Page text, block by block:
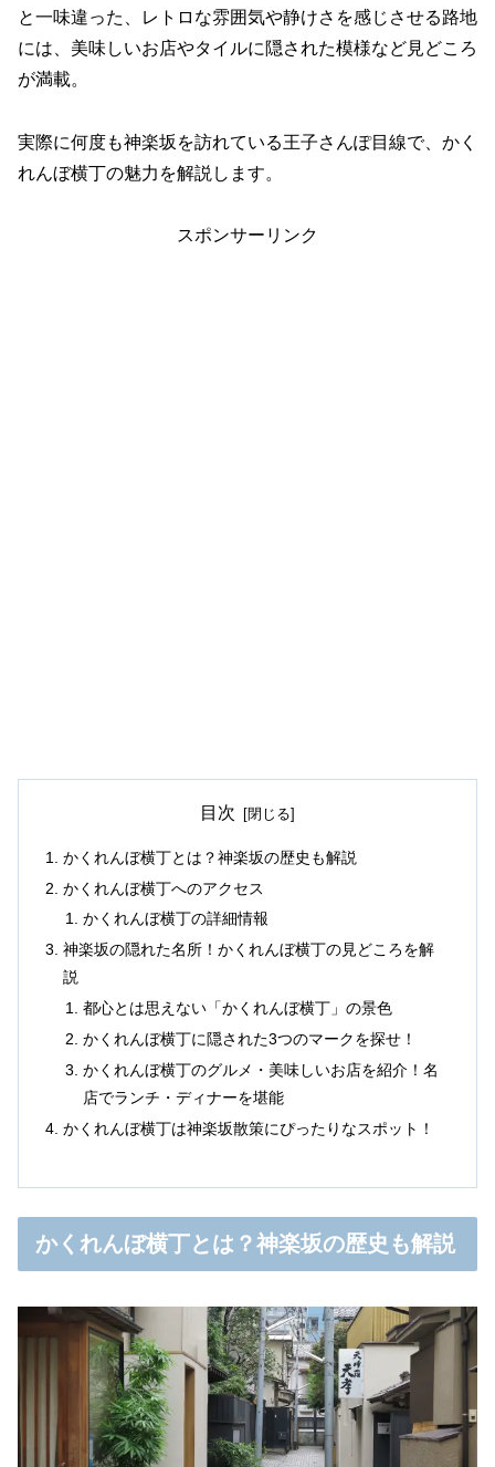
と一味違った、レトロな雰囲気や静けさを感じさせる路地
には、美味しいお店やタイルに隠された模様など見どころ
が満載。
実際に何度も神楽坂を訪れている王子さんぽ目線で、かく
れんぼ横丁の魅力を解説します。
スポンサーリンク
目次
かくれんぼ横丁とは？神楽坂の歴史も解説
かくれんぼ横丁へのアクセス
かくれんぼ横丁の詳細情報
神楽坂の隠れた名所！かくれんぼ横丁の見どころを解
説
都心とは思えない「かくれんぼ横丁」の景色
かくれんぼ横丁に隠された3つのマークを探せ！
かくれんぼ横丁のグルメ・美味しいお店を紹介！名
店でランチ・ディナーを堪能
かくれんぼ横丁は神楽坂散策にぴったりなスポット！
かくれんぼ横丁とは？神楽坂の歴史も解説